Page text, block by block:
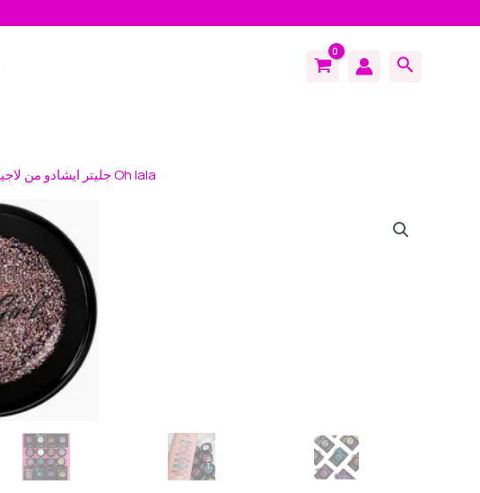
Search
/ جليتر ايشادو من لاجيرل Oh lala